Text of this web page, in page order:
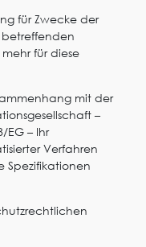
für Zwecke der
betreffenden
für diese
mit der
–
– Ihr
Verfahren
Spezifikationen